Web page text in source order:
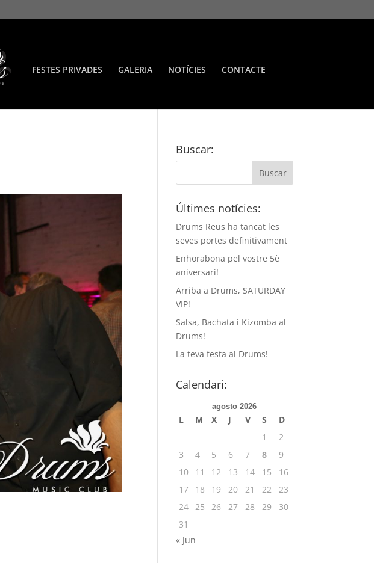
FESTES PRIVADES GALERIA NOTÍCIES CONTACTE
Buscar:
Últimes notícies:
Drums Reus ha tancat les
seves portes definitivament
Enhorabona pel vostre 5è
aniversari!
Arriba a Drums, SATURDAY
VIP!
Salsa, Bachata i Kizomba al
Drums!
La teva festa al Drums!
Calendari:
agosto 2026
L M X J V S
D
1
2
3
4 5 6 7 8
9
10
11 12 13 14 15
16
17
18 19 20 21 22
23
24 25 26 27 28 29
30
31
« Jun